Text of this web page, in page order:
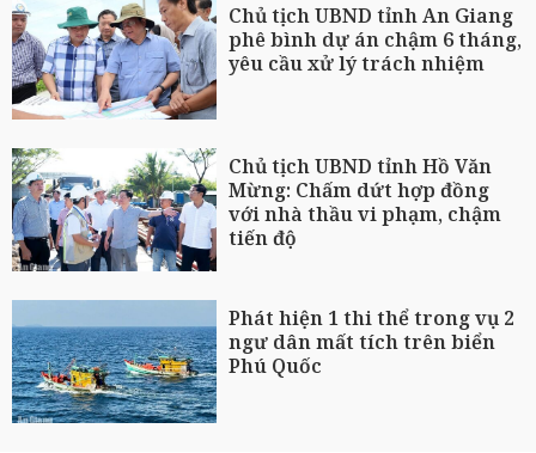
Chủ tịch UBND tỉnh An Giang
phê bình dự án chậm 6 tháng,
yêu cầu xử lý trách nhiệm
Chủ tịch UBND tỉnh Hồ Văn
Mừng: Chấm dứt hợp đồng
với nhà thầu vi phạm, chậm
tiến độ
Phát hiện 1 thi thể trong vụ 2
ngư dân mất tích trên biển
Phú Quốc